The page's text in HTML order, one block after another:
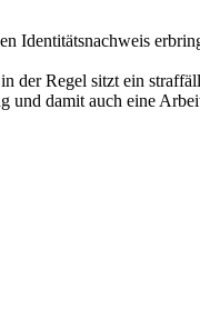
Regel sitzt ein
damit auch eine